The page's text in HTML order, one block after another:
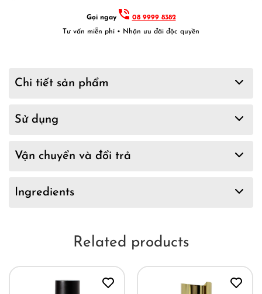
Gọi ngay
08 9999 8382
Tư vấn miễn phí • Nhận ưu đãi độc quyền
Chi tiết sản phẩm
Sử dụng
Vận chuyển và đổi trả
Ingredients
Related products